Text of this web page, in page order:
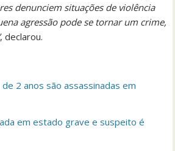
denunciem situações de violência
agressão pode se tornar um crime,
, declarou.
de 2 anos são assassinadas em
em estado grave e suspeito é